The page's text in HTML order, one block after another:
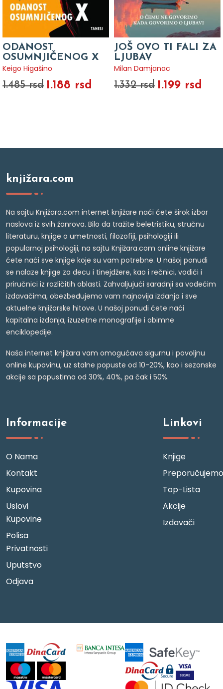
ODANOST
OSUMNJIČENOG X
Keigo Higašino
1.485 rsd 1.188 rsd
JOŠ OVO TI FALI ZA
LJUBAV
Milan Damjanac
1.332 rsd 1.199 rsd
knjižara.com
Na sajtu Knjižara.com internet knjižare naći ćete širok izbor
naslova iz svih žanrova. Bilo da tražite beletristiku, stručnu
literaturu, knjige o umetnosti, filozofiji, psihologiji ili
popularnoj psihologiji, na sajtu Knjižara.com online knjižare
ćete naći sve knjige koje su vam potrebne. U našoj ponudi
se nalaze knjige za decu i tinejdžere, kao i rečnici, vodiči i
priručnici iz različitih oblasti. Zahvaljujući saradnji sa vodećim
izdavačima, obezbeđujemo vam najnovija izdanja i sve
aktuelne knjižarske hitove. U našoj ponudi ćete naći
kapitalna izdanja, izuzetne monografije i obimne
enciklopedije.
Naša internet knjižara vam omogućava sigurnu i povoljnu
online kupovinu, uz stalne popuste od 10-20%, kao i sezonske
akcije sa popustima od 30%, 40%, pa čak i 50%.
Informacije
O Nama
Kontakt
Kupovina
Uslovi
Kupovine
Polisa
Privatnosti
Uputstvo
Odjava
Linkovi
Knjige
Preporučujemo
Top-Lista
Akcije
Izdavači